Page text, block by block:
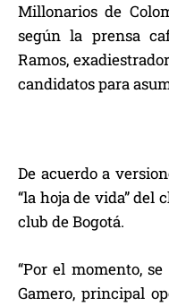
Millonarios de
según la prensa
Ramos,
candidatos para
De acuerdo a
“la hoja de vida” del
club de Bogotá.
“Por el momento,
Gamero, principal